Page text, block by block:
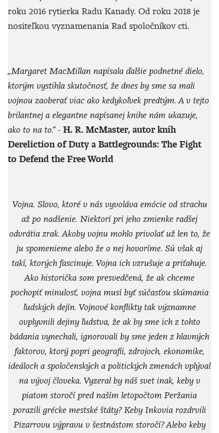
roku 2016 rytierka Radu Kanady. Od roku 2018 je
nositeľkou vyznamenania Rad spoločníkov cti.
„Margaret MacMillan napísala ďalšie podnetné dielo,
ktorým vystihla skutočnosť, že dnes by sme sa mali
vojnou zaoberať viac ako kedykoľvek predtým. A v tejto
brilantnej a elegantne napísanej knihe nám ukazuje,
ako to na to.“ - H. R. McMaster, autor kníh
Dereliction of Duty a Battlegrounds: The Fight
to Defend the Free World
Vojna. Slovo, ktoré v nás vyvoláva emócie od strachu
až po nadšenie. Niektorí pri jeho zmienke radšej
odvrátia zrak. Akoby vojnu mohlo privolať už len to, že
ju spomenieme alebo že o nej hovoríme. Sú však aj
takí, ktorých fascinuje. Vojna ich vzrušuje a priťahuje.
Ako historička som presvedčená, že ak chceme
pochopiť minulosť, vojna musí byť súčasťou skúmania
ľudských dejín. Vojnové konflikty tak významne
ovplyvnili dejiny ľudstva, že ak by sme ich z tohto
bádania vynechali, ignorovali by sme jeden z hlavných
faktorov, ktorý popri geografii, zdrojoch, ekonomike,
ideáloch a spoločenských a politických zmenách vplýval
na vývoj človeka. Vyzeral by náš svet inak, keby v
piatom storočí pred naším letopočtom Peržania
porazili grécke mestské štáty? Keby Inkovia rozdrvili
Pizarrovu výpravu v šestnástom storočí? Alebo keby